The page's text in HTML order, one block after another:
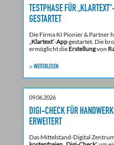
TESTPHASE FÜR
GESTARTET
Die Firma KI Pionier & Partner
„Klartext“-Appgestartet. Die
ermöglicht die Erstellungvon
> WEITERLESEN
09.06.2026
DIGI-CHECK FÜR
ERWEITERT
Das Mittelstand-Digital